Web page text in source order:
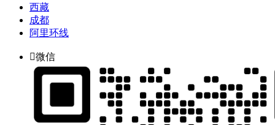
西藏
成都
阿里环线
微信